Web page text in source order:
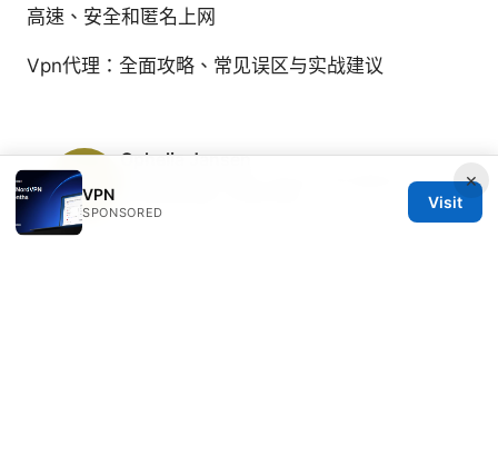
高速、安全和匿名上网
Vpn代理：全面攻略、常见误区与实战建议
Ophelia Jansen
Ophelia writes about secure messaging and
×
VPN
SPONSORED
Visit